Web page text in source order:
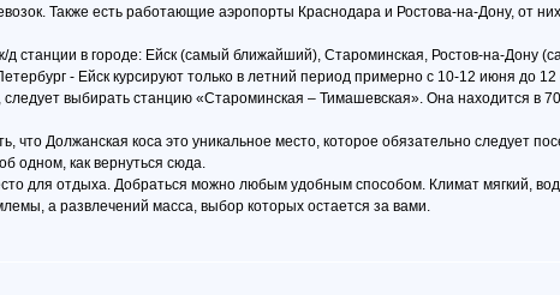
Также есть работающие аэропорты Краснодара и Ростова-на-Дону, от
д станции в городе: Ейск (самый ближайший), Староминская, Ростов-на-Дону
- Ейск курсируют только в летний период примерно с 10-12 июня до
следует выбирать станцию «Староминская – Тимашевская». Она находится в
что Должанская коса это уникальное место, которое обязательно следует
одном, как вернуться сюда.
для отдыха. Добраться можно любым удобным способом. Климат мягкий,
а развлечений масса, выбор которых остается за вами.